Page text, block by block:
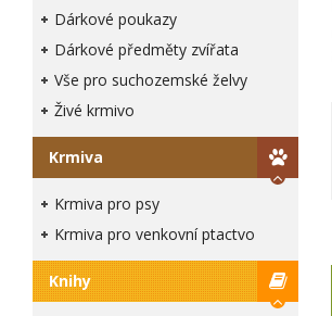
Dárkové poukazy
Dárkové předměty zvířata
Vše pro suchozemské želvy
Živé krmivo
Krmiva
Krmiva pro psy
Krmiva pro venkovní ptactvo
Knihy